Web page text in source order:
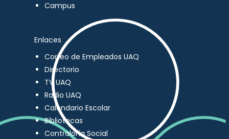
Campus
Enlaces
Correo de Empleados UAQ
Directorio
TV UAQ
Radio UAQ
Calendario Escolar
Bibliotecas
Contraloría Social